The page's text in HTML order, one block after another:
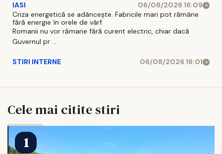
IASI
06/08/2026 16:09
Criza energetică se adâncește. Fabricile mari pot rămâne
fără energie în orele de vârf
Romanii nu vor rămane fără curent electric, chiar dacă
Guvernul pr ...
STIRI INTERNE 06/08/2026 16:01
Cele mai citite stiri